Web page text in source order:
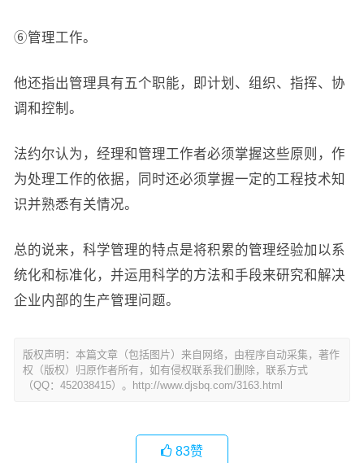
⑥管理工作。
他还指出管理具有五个职能，即计划、组织、指挥、协
调和控制。
法约尔认为，经理和管理工作者必须掌握这些原则，作
为处理工作的依据，同时还必须掌握一定的工程技术知
识并熟悉有关情况。
总的说来，科学管理的特点是将积累的管理经验加以系
统化和标准化，并运用科学的方法和手段来研究和解决
企业内部的生产管理问题。
版权声明：本篇文章（包括图片）来自网络，由程序自动采集，著作
权（版权）归原作者所有，如有侵权联系我们删除，联系方式
（QQ：452038415）。http://www.djsbq.com/3163.html
83赞